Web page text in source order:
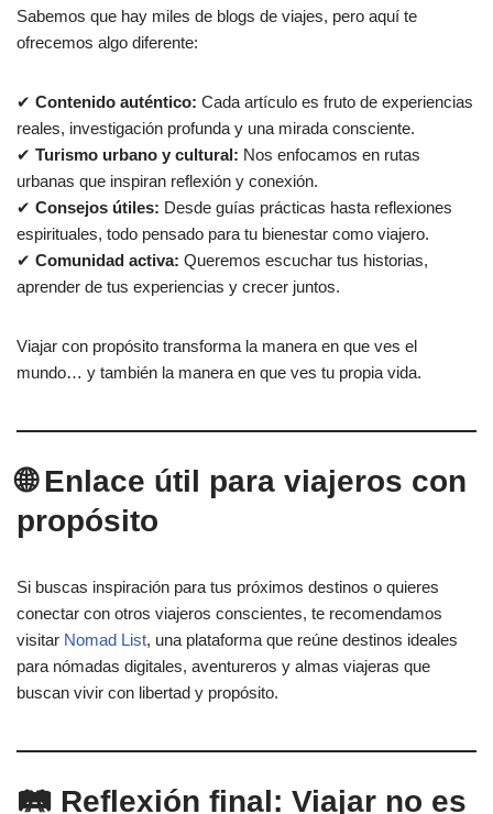
Sabemos que hay miles de blogs de viajes, pero aquí te
ofrecemos algo diferente:
✔ Contenido auténtico: Cada artículo es fruto de experiencias
reales, investigación profunda y una mirada consciente.
✔ Turismo urbano y cultural: Nos enfocamos en rutas
urbanas que inspiran reflexión y conexión.
✔ Consejos útiles: Desde guías prácticas hasta reflexiones
espirituales, todo pensado para tu bienestar como viajero.
✔ Comunidad activa: Queremos escuchar tus historias,
aprender de tus experiencias y crecer juntos.
Viajar con propósito transforma la manera en que ves el
mundo… y también la manera en que ves tu propia vida.
🌐 Enlace útil para viajeros con
propósito
Si buscas inspiración para tus próximos destinos o quieres
conectar con otros viajeros conscientes, te recomendamos
visitar Nomad List, una plataforma que reúne destinos ideales
para nómadas digitales, aventureros y almas viajeras que
buscan vivir con libertad y propósito.
🛤️ Reflexión final: Viajar no es